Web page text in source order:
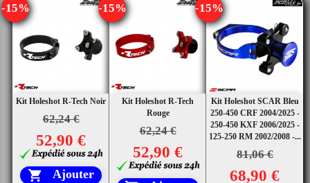
Kit Holeshot R-Tech Noir
62,24 €
-15%
52,90 €
 Ajouter
Kit Holeshot R-Tech
Rouge
62,24 €
-15%
52,90 €
Kit Holeshot SCAR Bleu
250-450 CRF 2004/2025 -
250-450 KXF 2006/2025 -
125-250 RM 2002/2008 -...
81,06 €
-15%
68,90 €